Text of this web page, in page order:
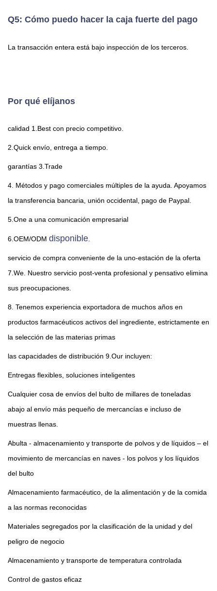
Q5: Cómo puedo hacer la caja fuerte del pago
La transacción entera está bajo inspección de los terceros.
Por qué elíjanos
calidad 1.Best con precio competitivo.
2.Quick envío, entrega a tiempo.
garantías 3.Trade
4. Métodos y pago comerciales múltiples de la ayuda. Apoyamos
la transferencia bancaria, unión occidental, pago de Paypal.
5.One a una comunicación empresarial
6.OEM/ODM disponible.
servicio de compra conveniente de la uno-estación de la oferta
7.We. Nuestro servicio post-venta profesional y pensativo elimina
sus preocupaciones.
8. Tenemos experiencia exportadora de muchos años en
productos farmacéuticos activos del ingrediente, estrictamente en
la selección de las materias primas
las capacidades de distribución 9.Our incluyen:
Entregas flexibles, soluciones inteligentes
Cualquier cosa de envíos del bulto de millares de toneladas
abajo al envío más pequeño de mercancías e incluso de
muestras llenas.
Abulta - almacenamiento y transporte de polvos y de líquidos – el
movimiento de mercancías en naves - los polvos y los líquidos
del bulto
Almacenamiento farmacéutico, de la alimentación y de la comida
a las normas reconocidas
Materiales segregados por la clasificación de la unidad y del
peligro de negocio
Almacenamiento y transporte de temperatura controlada
Control de gastos eficaz